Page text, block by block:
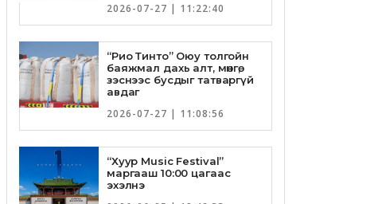
2026-07-27 | 11:22:40
“Рио Тинто” Оюу толгойн
баяжмал дахь алт, мөнгө,
зэснээс бусдыг татваргүй
авдаг
2026-07-27 | 11:08:56
“Хуур Music Festival”
маргааш 10:00 цагаас
эхэлнэ